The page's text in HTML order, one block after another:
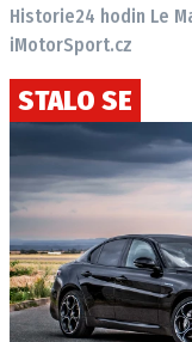
Historie24 hodin Le
iMotorSport.cz
STALO SE